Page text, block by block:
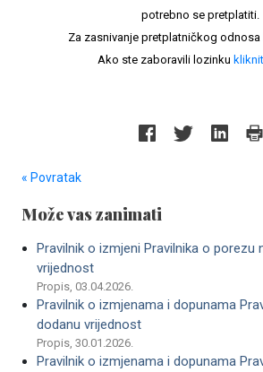
potrebno se pretplatiti.
Za zasnivanje pretplatničkog odnosa
Ako ste zaboravili lozinku
« Povratak
Može vas zanimati
Pravilnik o izmjeni Pravilnika o porezu
vrijednost
Propis, 03.04.2026.
Pravilnik o izmjenama i dopunama
dodanu vrijednost
Propis, 30.01.2026.
Pravilnik o izmjenama i dopunama